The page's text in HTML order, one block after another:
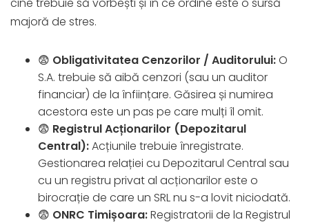
majoră de stres.
😨 Obligativitatea Cenzorilor / Auditorului:O
S.A. trebuie să aibă cenzori (sau un auditor
financiar) de la înființare. Găsirea și numirea
acestora este un pas pe care mulți îl omit.
😨 Registrul Acționarilor (Depozitarul
Central):Acțiunile trebuie înregistrate.
Gestionarea relației cu Depozitarul Central sau
cu un registru privat al acționarilor este o
birocrație de care un SRL nu s-a lovit niciodată.
😨 ONRC Timișoara:Registratorii de la Registrul